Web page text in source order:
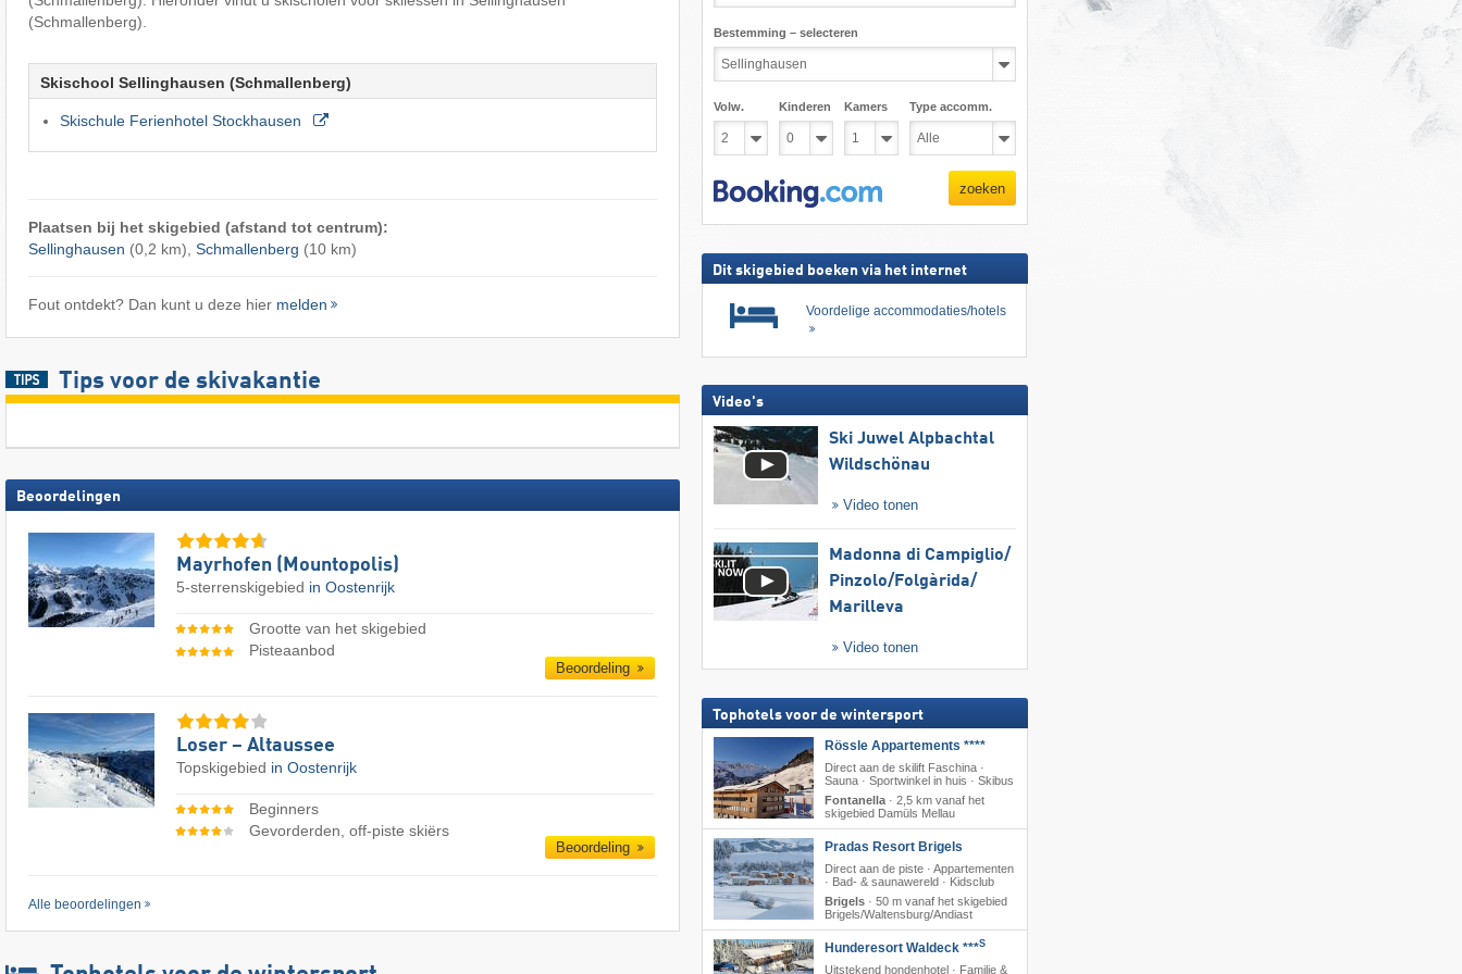
(Schmallenberg).
Skischool Sellinghausen (Schmallenberg)
Skischule Ferienhotel Stockhausen
Plaatsen bij het skigebied (afstand tot centrum):
Sellinghausen (0,2 km), Schmallenberg (10 km)
Fout ontdekt? Dan kunt u deze hier melden
Tips voor de skivakantie
Beoordelingen
Mayrhofen (Mountopolis)
5-sterrenskigebied in Oostenrijk
Grootte van het skigebied
Pisteaanbod
Beoordeling
Loser – Altaussee
Topskigebied in Oostenrijk
Beginners
Gevorderden, off-piste skiërs
Beoordeling
Alle beoordelingen
Bestemming – selecteren
Volw. Kinderen Kamers Type accomm.
zoeken
Dit skigebied boeken via het internet
Voordelige accommodaties/hotels
Video's
Ski Juwel Alpbachtal
Wildschönau
Video tonen
Madonna di Campiglio/​
Pinzolo/​Folgàrida/​
Marilleva
Video tonen
Tophotels voor de wintersport
Rössle Appartements ****
Direct aan de skilift Faschina ·
Sauna · Sportwinkel in huis · Skibus
Fontanella · 2,5 km vanaf het
skigebied Damüls Mellau
Pradas Resort Brigels
Direct aan de piste · Appartementen
· Bad- & saunawereld · Kidsclub
Brigels· 50 m vanaf het skigebied
Brigels/​Waltensburg/​Andiast
Hunderesort Waldeck ***S
Uitstekend hondenhotel · Familie &